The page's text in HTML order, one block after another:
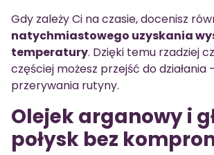
Gdy zależy Ci na czasie, docenisz
natychmiastowego uzyskania
temperatury. Dzięki temu rzadziej
częściej możesz przejść do działania
przerywania rutyny.
Olejek arganowy i
połysk bez